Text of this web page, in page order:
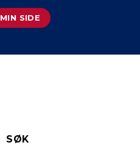
MIN SIDE
SØK